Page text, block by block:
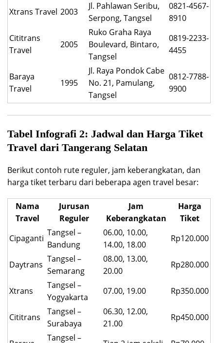
Xtrans Travel 2003
Jl. Pahlawan Seribu,
Serpong, Tangsel
0821-4567-
8910
Cititrans
Travel
2005
Ruko Graha Raya
Boulevard, Bintaro,
Tangsel
0819-2233-
4455
Baraya
Travel
1995
Jl. Raya Pondok Cabe
No. 21, Pamulang,
Tangsel
0812-7788-
9900
Tabel Infografi 2: Jadwal dan Harga Tiket
Travel dari Tangerang Selatan
Berikut contoh rute reguler, jam keberangkatan, dan
harga tiket terbaru dari beberapa agen travel besar:
Nama
Travel
Jurusan
Reguler
Jam
Keberangkatan
Harga
Tiket
Cipaganti
Tangsel –
Bandung
06.00, 10.00,
14.00, 18.00
Rp120.000
Daytrans
Tangsel –
Semarang
08.00, 13.00,
20.00
Rp280.000
Xtrans
Tangsel –
Yogyakarta
07.00, 19.00 Rp350.000
Cititrans
Tangsel –
Surabaya
06.30, 12.00,
21.00
Rp450.000
Tangsel –